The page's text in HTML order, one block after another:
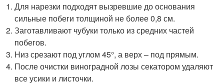
Для нарезки подходят вызревшие до основания
сильные побеги толщиной не более 0,8 см.
Заготавливают чубуки только из средних частей
побегов.
Низ срезают под углом 45°, а верх – под прямым.
После очистки виноградной лозы секатором удаляют
все усики и листочки.